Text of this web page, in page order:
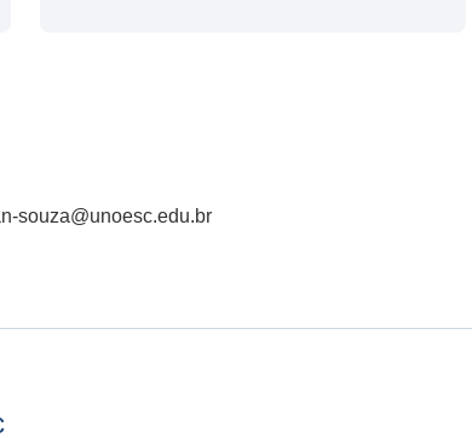
souza@unoesc.edu.br